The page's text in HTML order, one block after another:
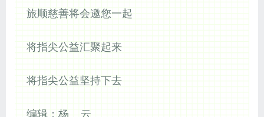
旅顺慈善将会邀您一起
将指尖公益汇聚起来
将指尖公益坚持下去
编辑： 杨 云